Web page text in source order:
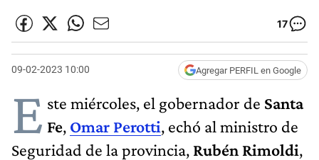
17
09-02-2023 10:00 Agregar PERFIL en Google
E ste miércoles, el gobernador de Santa
Fe, Omar Perotti, echó al ministro de
Seguridad de la provincia, Rubén Rimoldi,